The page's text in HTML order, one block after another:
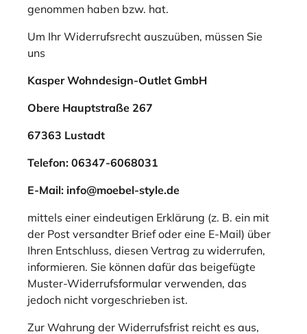
genommen haben bzw. hat.
Um Ihr Widerrufsrecht auszuüben, müssen Sie
uns
Kasper Wohndesign-Outlet GmbH
Obere Hauptstraße 267
67363 Lustadt
Telefon: 06347-6068031
E-Mail: info@moebel-style.de
mittels einer eindeutigen Erklärung (z. B. ein mit
der Post versandter Brief oder eine E-Mail) über
Ihren Entschluss, diesen Vertrag zu widerrufen,
informieren. Sie können dafür das beigefügte
Muster-Widerrufsformular verwenden, das
jedoch nicht vorgeschrieben ist.
Zur Wahrung der Widerrufsfrist reicht es aus,